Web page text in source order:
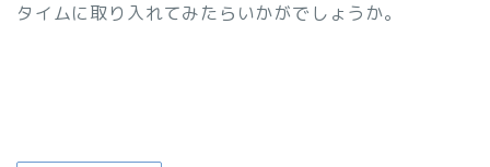
タイムに取り入れてみたらいかがでしょうか。